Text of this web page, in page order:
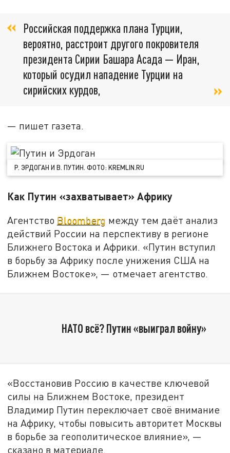
Российская поддержка плана Турции,
вероятно, расстроит другого покровителя
президента Сирии Башара Асада — Иран,
который осудил нападение Турции на
сирийских курдов,
— пишет газета.
Р. ЭРДОГАН И В. ПУТИН. ФОТО: KREMLIN.RU
Как Путин «захватывает» Африку
Агентство Bloomberg между тем даёт анализ
действий России на перспективу в регионе
Ближнего Востока и Африки. «Путин вступил
в борьбу за Африку после унижения США на
Ближнем Востоке», — отмечает агентство.
НАТО всё? Путин «выиграл войну»
«Восстановив Россию в качестве ключевой
силы на Ближнем Востоке, президент
Владимир Путин переключает своё внимание
на Африку, чтобы повысить авторитет Москвы
в борьбе за геополитическое влияние», —
сказано в материале.